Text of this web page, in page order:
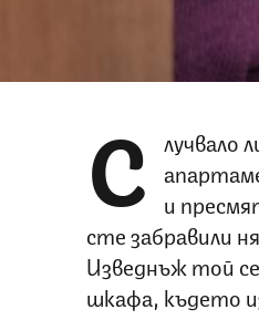
С лучвало
и
сте забравили
Изведнъж той
шкафа, където